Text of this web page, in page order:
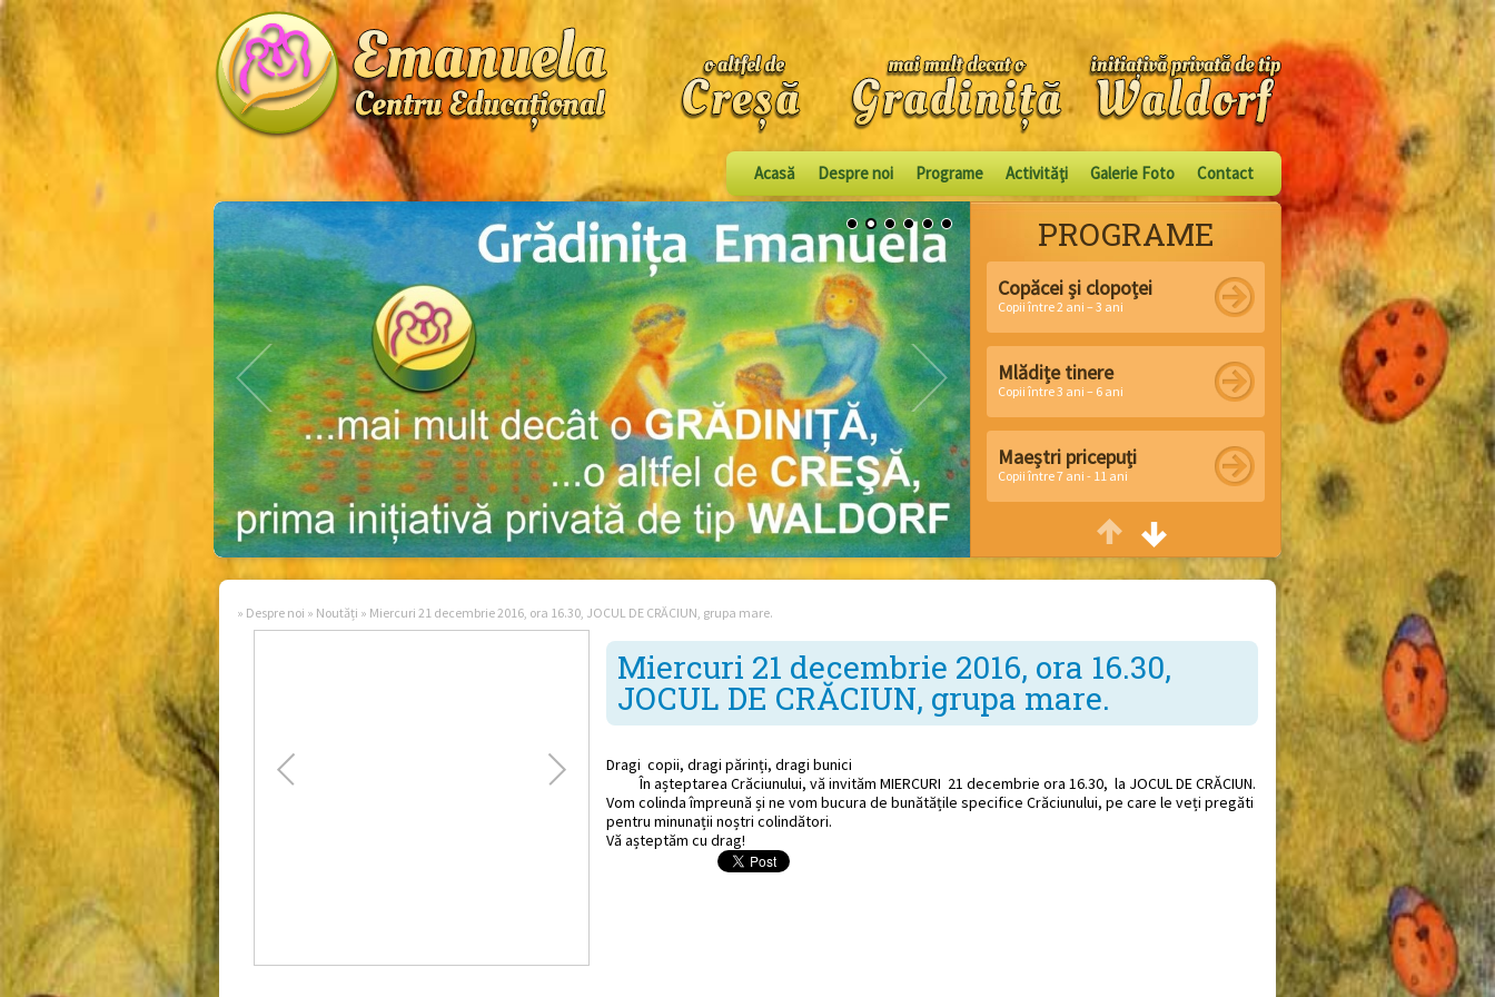
Acasă Despre noi Programe Activităţi Galerie Foto Contact
1 2 3 4 5 6 PROGRAME
Copăcei și clopoței
Copii între 2 ani – 3 ani
Mlădițe tinere
Copii între 3 ani – 6 ani
Maeștri pricepuți
Copii între 7 ani - 11 ani
Casa veseliei
Petreceri cu ocazia zilei de naștere
Consiliere părinți
Vreau să știu
Conferințe și seminarii
» Despre noi » Noutăți » Miercuri 21 decembrie 2016, ora 16.30, JOCUL DE CRĂCIUN, grupa mare.
Miercuri 21 decembrie 2016, ora 16.30,
JOCUL DE CRĂCIUN, grupa mare.
Dragi copii, dragi părinți, dragi bunici
În așteptarea Crăciunului, vă invităm MIERCURI 21 decembrie ora 16.30, la JOCUL DE CRĂCIUN.
Vom colinda împreună și ne vom bucura de bunătățile specifice Crăciunului, pe care le veți pregăti
pentru minunații noștri colindători.
Vă așteptăm cu drag!